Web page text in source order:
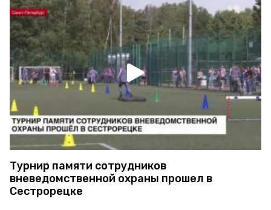
Турнир памяти сотрудников
вневедомственной охраны прошел в
Сестрорецке